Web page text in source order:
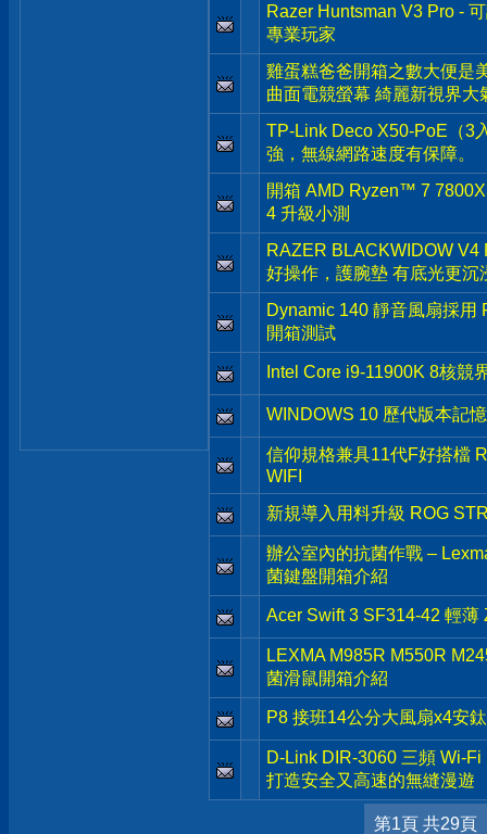
Razer Huntsman V3 Pro -
專業玩家
雞蛋糕爸爸開箱之數大便是
曲面電競螢幕 綺麗新視界大
TP-Link Deco X50-PoE（3
強，無線網路速度有保障。
開箱 AMD Ryzen™ 7
4 升級小測
RAZER BLACKWIDOW
好操作，護腕墊 有底光更沉
Dynamic 140 靜音風扇採用
開箱測試
Intel Core i9-11900K 8核競
WINDOWS 10 歷代版本記
信仰規格兼具11代F好搭檔
WIFI
新規導入用料升級 ROG
辦公室內的抗菌作戰 –
菌鍵盤開箱介紹
Acer Swift 3 SF314-42 輕薄
LEXMA M985R M550R
菌滑鼠開箱介紹
P8 接班14公分大風扇x4安
D-Link DIR-3060 三頻 Wi-
打造安全又高速的無縫漫遊
第1頁 共29頁